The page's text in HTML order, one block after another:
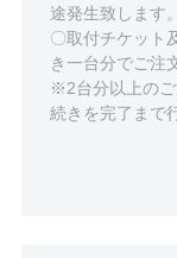
途発生致します。
〇取付チケット
き一台分でご注
※2台分以上の
続きを完了まで